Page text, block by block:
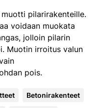
pilarirakenteille.
voidaan muokata
jolloin pilarin
Muotin irroitus valun
pois.
Betonirakenteet